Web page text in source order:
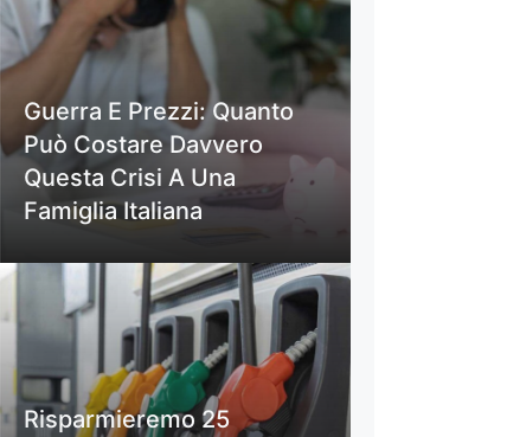
Guerra E Prezzi: Quanto
Può Costare Davvero
Questa Crisi A Una
Famiglia Italiana
Risparmieremo 25